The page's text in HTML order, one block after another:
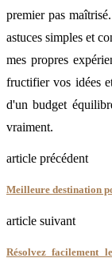
premier pas
astuces simples et
mes propres
fructifier vos idées
d'un budget
vraiment.
article précédent
Meilleure destination
article suivant
Résolvez facilement